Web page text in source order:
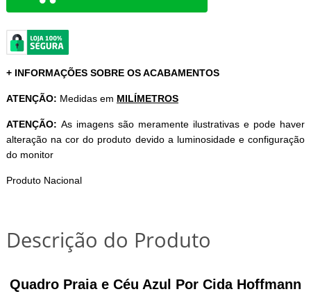
+ INFORMAÇÕES SOBRE OS ACABAMENTOS
ATENÇÃO: Medidas em MILÍMETROS
ATENÇÃO: As imagens são meramente ilustrativas e pode haver
alteração na cor do produto devido a luminosidade e configuração
do monitor
Produto Nacional
Descrição do Produto
Quadro Praia e Céu Azul Por Cida Hoffmann